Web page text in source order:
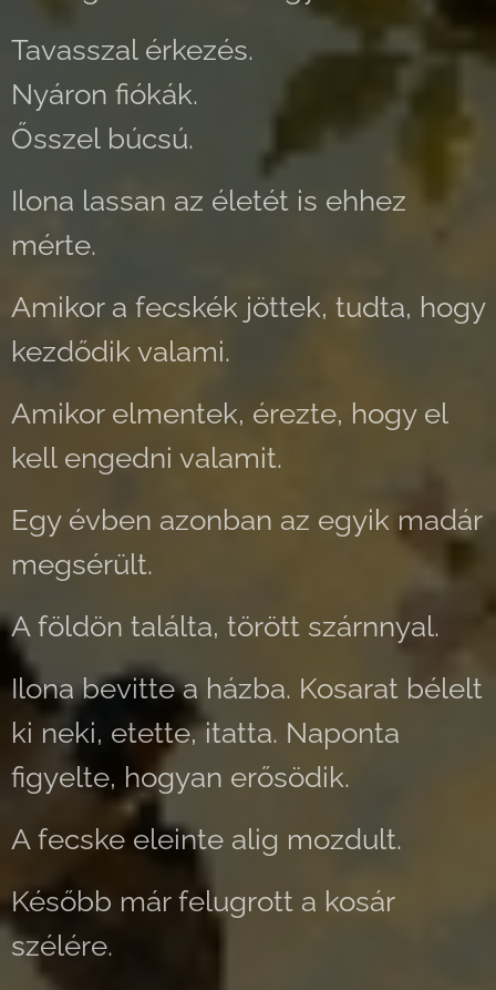
Tavasszal érkezés.
Nyáron fiókák.
Ősszel búcsú.
Ilona lassan az életét is ehhez
mérte.
Amikor a fecskék jöttek, tudta, hogy
kezdődik valami.
Amikor elmentek, érezte, hogy el
kell engedni valamit.
Egy évben azonban az egyik madár
megsérült.
A földön találta, törött szárnnyal.
Ilona bevitte a házba. Kosarat bélelt
ki neki, etette, itatta. Naponta
figyelte, hogyan erősödik.
A fecske eleinte alig mozdult.
Később már felugrott a kosár
szélére.